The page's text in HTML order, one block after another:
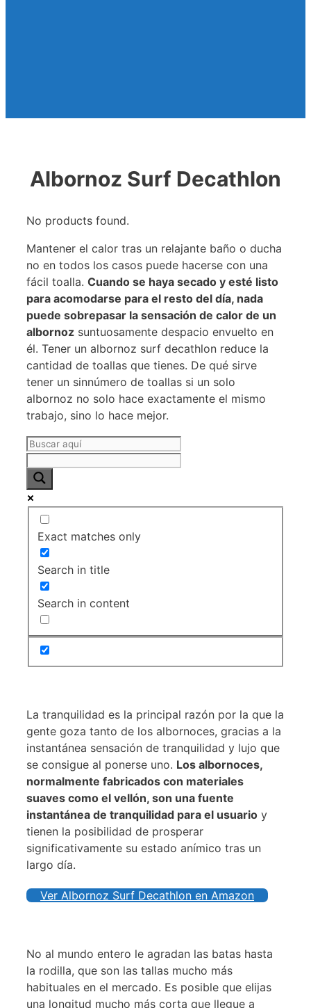
Albornoz Surf Decathlon
No products found.
Mantener el calor tras un relajante baño o ducha
no en todos los casos puede hacerse con una
fácil toalla. Cuando se haya secado y esté listo
para acomodarse para el resto del día, nada
puede sobrepasar la sensación de calor de un
albornoz suntuosamente despacio envuelto en
él. Tener un albornoz surf decathlon reduce la
cantidad de toallas que tienes. De qué sirve
tener un sinnúmero de toallas si un solo
albornoz no solo hace exactamente el mismo
trabajo, sino lo hace mejor.
Exact matches only
Search in title
Search in content
La tranquilidad es la principal razón por la que la
gente goza tanto de los albornoces, gracias a la
instantánea sensación de tranquilidad y lujo que
se consigue al ponerse uno. Los albornoces,
normalmente fabricados con materiales
suaves como el vellón, son una fuente
instantánea de tranquilidad para el usuario y
tienen la posibilidad de prosperar
significativamente su estado anímico tras un
largo día.
Ver Albornoz Surf Decathlon en Amazon
No al mundo entero le agradan las batas hasta
la rodilla, que son las tallas mucho más
habituales en el mercado. Es posible que elijas
una longitud mucho más corta que llegue a